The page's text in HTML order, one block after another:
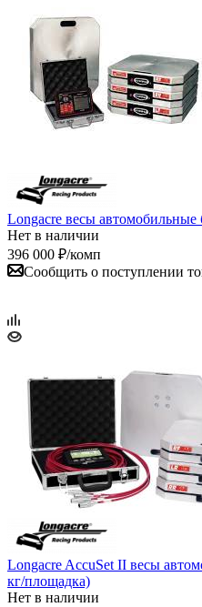
Longacre весы автомобильные
Нет в наличии
396 000 ₽/комп
Сообщить о поступлении
Longacre AccuSet II весы
кг/площадка)
Нет в наличии